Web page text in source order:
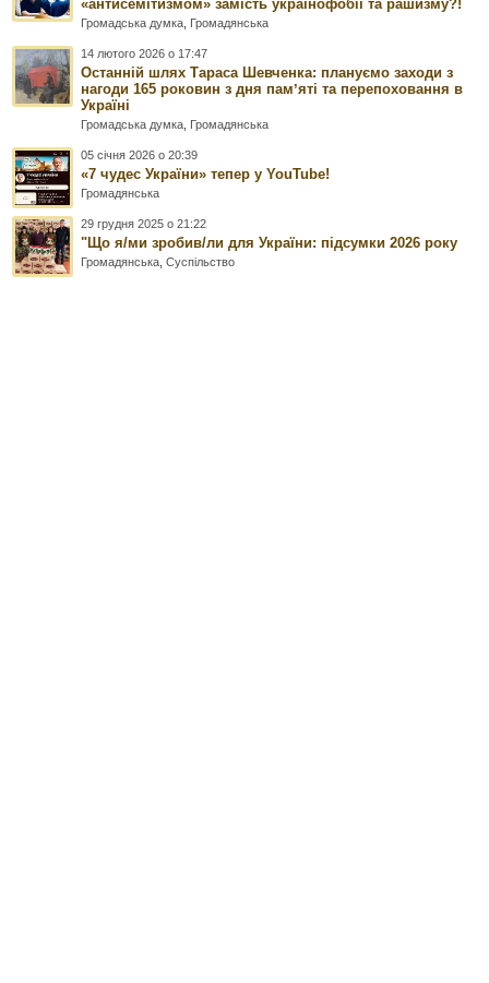
«антисемітизмом» замість українофобії та рашизму?!
Громадська думка Громадянська
14 лютого 2026 о 17:47
Останній шлях Тараса Шевченка: плануємо заходи з
нагоди 165 роковин з дня памʼяті та перепоховання в
Україні
Громадська думка Громадянська
05 січня 2026 о 20:39
«7 чудес України» тепер у YouTube!
Громадянська
29 грудня 2025 о 21:22
"Що я/ми зробив/ли для України: підсумки 2026 року
Громадянська ,Суспільство